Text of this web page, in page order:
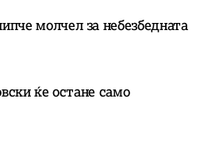
молчел за небезбедната
ќе остане само